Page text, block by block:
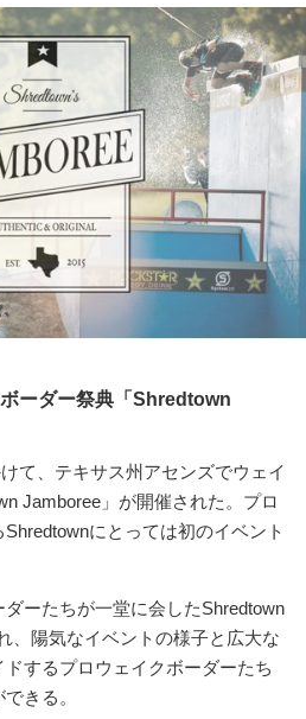
ーダー祭典「Shredtown
て、テキサス州アセンズでウェイ
Jamboree」が開催された。プロ
にとっては初のイベント
ーたちが一堂に会したShredtown
、陽気なイベントの様子と広大な
するプロウェイクボーダーたち
きる。